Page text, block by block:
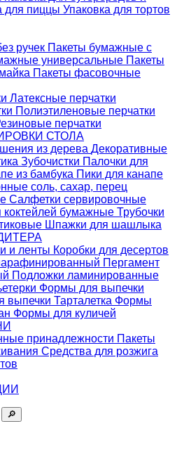
для пиццы Упаковка для тортов
ручек Пакеты бумажные с
универсальные Пакеты
Пакеты фасовочные
Латексные перчатки
Полиэтиленовые перчатки
перчатки
СТОЛА
из дерева Декоративные
Зубочистки Палочки для
из бамбука Пики для канапе
соль, сахар, перец
Салфетки сервировочные
коктейлей бумажные Трубочки
Шпажки для шашлыка
и ленты Коробки для десертов
Пергамент
Подложки ламинированные
Формы для выпечки
Тарталетка Формы
Формы для куличей
принадлежности Пакеты
Средства для розжига
🔎︎